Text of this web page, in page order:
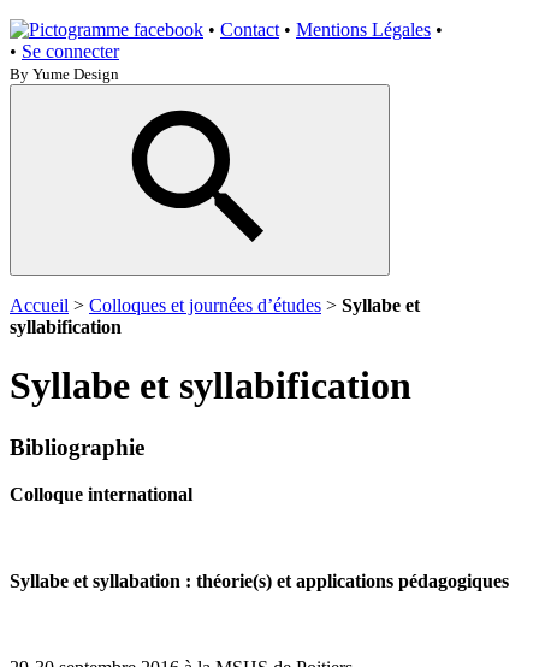
• Contact • Mentions Légales •
• Se connecter
By Yume Design
Accueil > Colloques et journées d’études > Syllabe et
syllabification
Syllabe et syllabification
Bibliographie
Colloque international
Syllabe et syllabation : théorie(s) et applications pédagogiques